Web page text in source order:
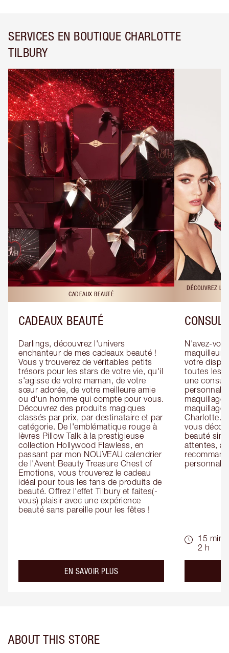
SERVICES EN BOUTIQUE CHARLOTTE
TILBURY
CADEAUX BEAUTÉ
CADEAUX BEAUTÉ
Darlings, découvrez l'univers
enchanteur de mes cadeaux beauté !
Vous y trouverez de véritables petits
trésors pour les stars de votre vie, qu'il
s'agisse de votre maman, de votre
sœur adorée, de votre meilleure amie
ou d'un homme qui compte pour vous.
Découvrez des produits magiques
classés par prix, par destinataire et par
catégorie. De l'emblématique rouge à
lèvres Pillow Talk à la prestigieuse
collection Hollywood Flawless, en
passant par mon NOUVEAU calendrier
de l'Avent Beauty Treasure Chest of
Emotions, vous trouverez le cadeau
idéal pour tous les fans de produits de
beauté. Offrez l'effet Tilbury et faites(-
vous) plaisir avec une expérience
beauté sans pareille pour les fêtes !
EN SAVOIR PLUSabout the
DÉCOUVREZ
N'avez-
maquilleur
votre
toutes les
une
maquillage
maquillage
Charlotte.
vous
beauté
attentes,
15 min -
2 h
ABOUT THIS STORE